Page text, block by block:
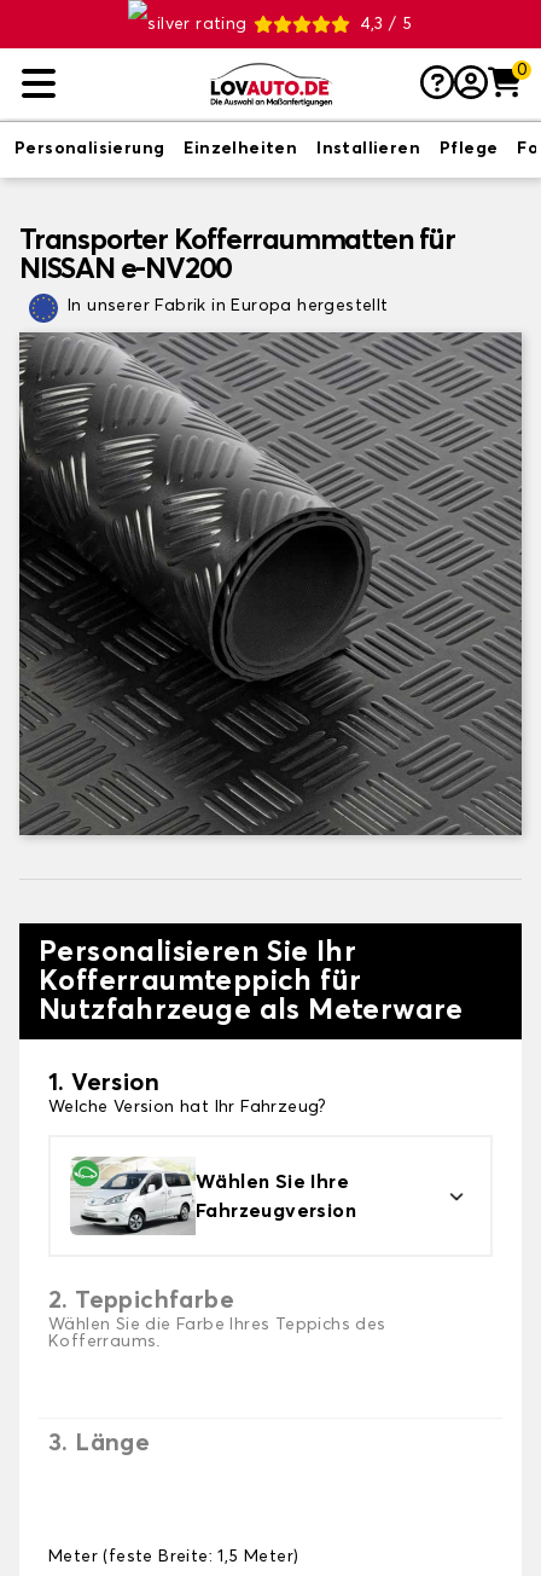
4,3 / 5
0
Personalisierung Einzelheiten Installieren Pflege
Transporter Kofferraummatten für
NISSAN e-NV200
In unserer Fabrik in Europa hergestellt
Personalisieren Sie Ihr
Kofferraumteppich für
Nutzfahrzeuge als Meterware
1. Version
Welche Version hat Ihr Fahrzeug?
Wählen Sie Ihre
Fahrzeugversion
2. Teppichfarbe
Wählen Sie die Farbe Ihres Teppichs des
Kofferraums.
3. Länge
Meter (feste Breite: 1,5 Meter)